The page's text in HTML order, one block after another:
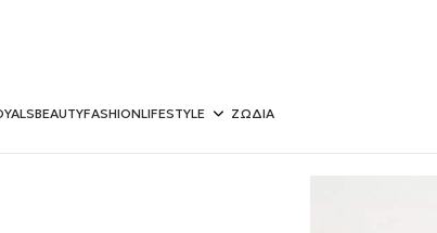
BEAUTYFASHIONLIFESTYLE ΖΩΔΙΑ